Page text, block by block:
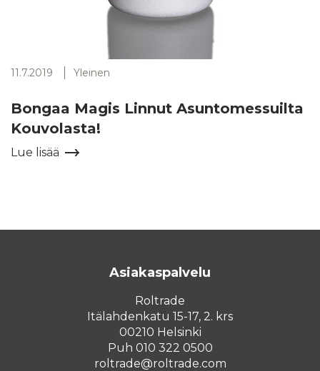
11.7.2019 Yleinen
Bongaa Magis Linnut Asuntomessuilta
Kouvolasta!
Lue lisää
Asiakaspalvelu
Roltrade
Itälahdenkatu 15-17, 2. krs
00210 Helsinki
Puh 010 322 0500
roltrade@roltrade.com